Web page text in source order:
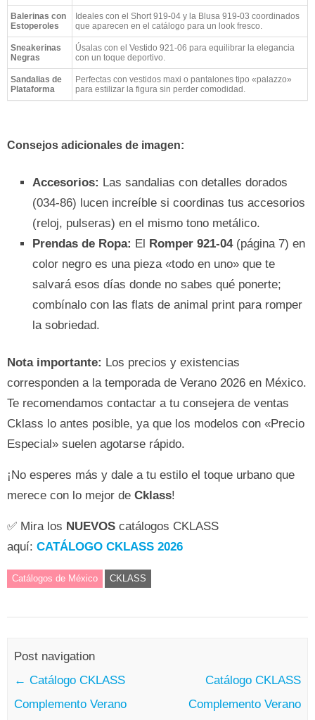
Balerinas con
Estoperoles
Ideales con el Short 919-04 y la Blusa 919-03 coordinados
que aparecen en el catálogo para un look fresco.
Sneakerinas
Negras
Úsalas con el Vestido 921-06 para equilibrar la elegancia
con un toque deportivo.
Sandalias de
Plataforma
Perfectas con vestidos maxi o pantalones tipo «palazzo»
para estilizar la figura sin perder comodidad.
Consejos adicionales de imagen:
Accesorios: Las sandalias con detalles dorados
(034-86) lucen increíble si coordinas tus accesorios
(reloj, pulseras) en el mismo tono metálico.
Prendas de Ropa: El Romper 921-04(página 7) en
color negro es una pieza «todo en uno» que te
salvará esos días donde no sabes qué ponerte;
combínalo con las flats de animal print para romper
la sobriedad.
Nota importante: Los precios y existencias
corresponden a la temporada de Verano 2026 en México.
Te recomendamos contactar a tu consejera de ventas
Cklass lo antes posible, ya que los modelos con «Precio
Especial» suelen agotarse rápido.
¡No esperes más y dale a tu estilo el toque urbano que
merece con lo mejor de Cklass!
✅ Mira los NUEVOS catálogos CKLASS
aquí: CATÁLOGO CKLASS 2026
Catálogos de México CKLASS
Post navigation
← Catálogo CKLASS
Complemento Verano
Catálogo CKLASS
Complemento Verano